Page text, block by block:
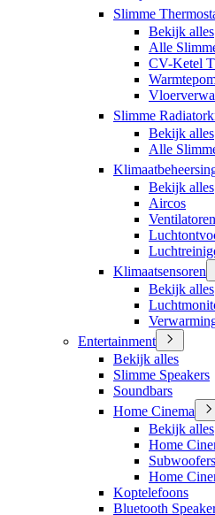
Slimme
Bekijk alles
Alle
CV-Ketel
Slimme
Bekijk alles
Alle
Bekijk alles
Aircos
Ventilatoren
Klimaatsensoren
Bekijk alles
Entertainment
Bekijk alles
Slimme Speakers
Soundbars
Home Cinema
Bekijk alles
Home
Subwoofers
Home
Koptelefoons
Bluetooth